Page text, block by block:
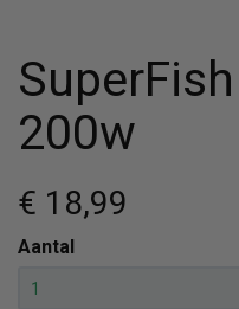
200w
€ 18,99
Aantal